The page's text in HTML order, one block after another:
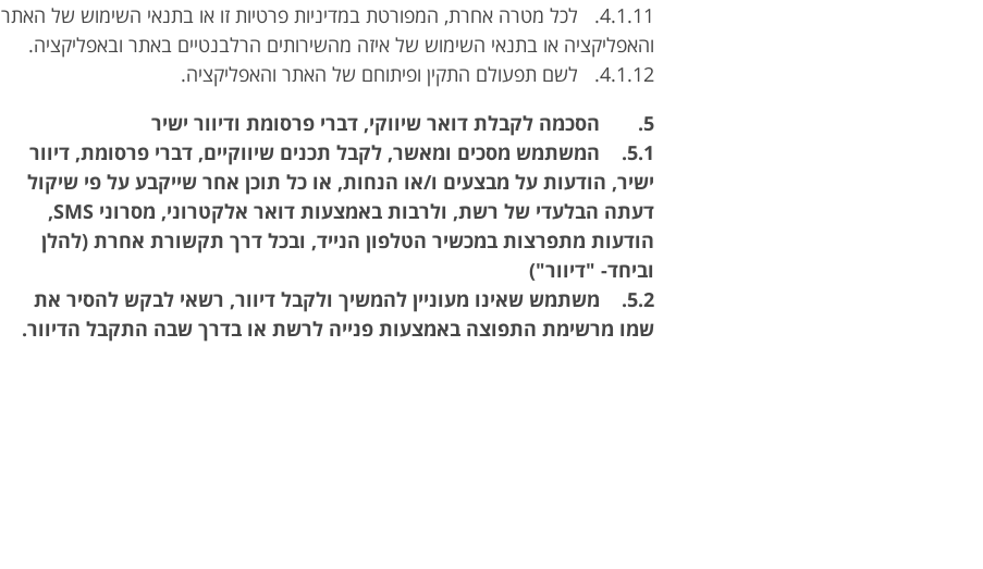
4.1.11. לכל מטרה אחרת, המפורטת במדיניות פרטיות זו או בתנאי השימוש של האתר
והאפליקציה או בתנאי השימוש של איזה מהשירותים הרלבנטיים באתר ובאפליקציה.
4.1.12. לשם תפעולם התקין ופיתוחם של האתר והאפליקציה.
5. הסכמה לקבלת דואר שיווקי, דברי פרסומת ודיוור ישיר
5.1. המשתמש מסכים ומאשר, לקבל תכנים שיווקיים, דברי פרסומת, דיוור
ישיר, הודעות על מבצעים ו/או הנחות, או כל תוכן אחר שייקבע על פי שיקול
דעתה הבלעדי של רשת, ולרבות באמצעות דואר אלקטרוני, מסרוני SMS,
הודעות מתפרצות במכשיר הטלפון הנייד, ובכל דרך תקשורת אחרת (להלן
וביחד- "דיוור")
5.2. משתמש שאינו מעוניין להמשיך ולקבל דיוור, רשאי לבקש להסיר את
שמו מרשימת התפוצה באמצעות פנייה לרשת או בדרך שבה התקבל הדיוור.